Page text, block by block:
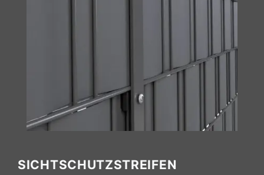
SICHTSCHUTZSTREIFEN